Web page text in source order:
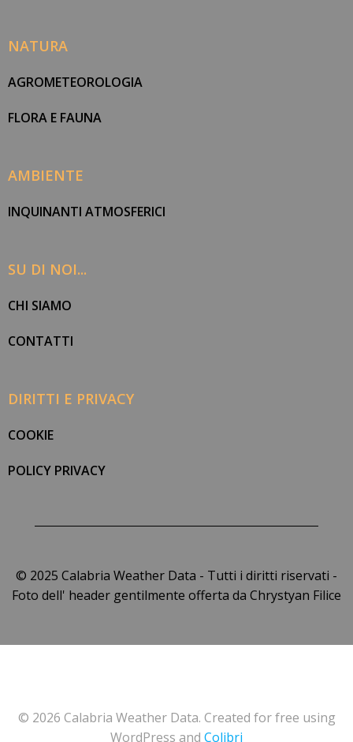
NATURA
AGROMETEOROLOGIA
FLORA E FAUNA
AMBIENTE
INQUINANTI ATMOSFERICI
SU DI NOI...
CHI SIAMO
CONTATTI
DIRITTI E PRIVACY
COOKIE
POLICY PRIVACY
© 2025 Calabria Weather Data - Tutti i diritti riservati -
Foto dell' header gentilmente offerta da Chrystyan Filice
© 2026 Calabria Weather Data. Created for free using
WordPress and Colibri